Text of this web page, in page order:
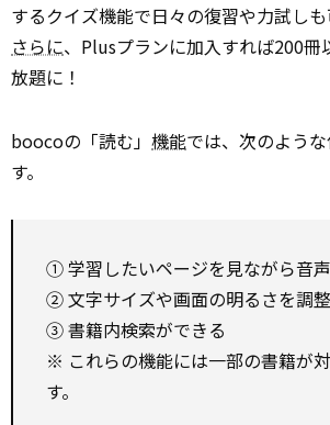
するクイズ機能で日々の復習や力試しも
さらに、Plusプランに加入すれば200冊
放題に！
boocoの「読む」 機能では、次のよう
す。
① 学習したいページを見ながら音
② 文字サイズや画面の明るさを調
③ 書籍内検索ができる
※ これらの機能には一部の書籍が
す。